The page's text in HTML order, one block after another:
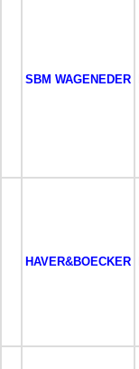
SBM WAGENEDER
HAVER&BOECKER